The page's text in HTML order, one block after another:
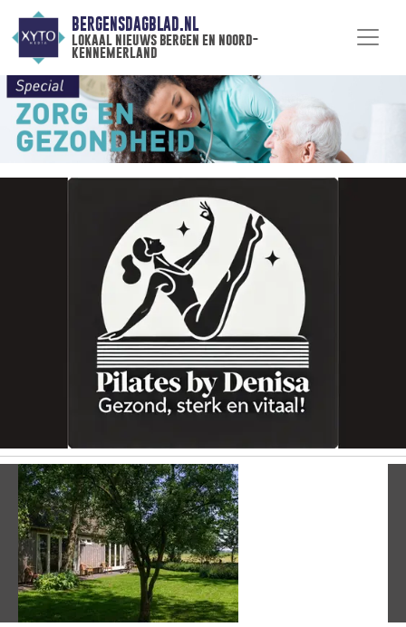
BERGENSDAGBLAD.NL
lokaal nieuws bergen en noord-
kennemerland
Vorige